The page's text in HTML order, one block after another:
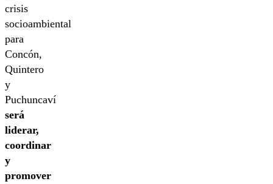
crisis
socioambiental
para
Concón,
Quintero
y
Puchuncaví
será
liderar,
coordinar
y
promover